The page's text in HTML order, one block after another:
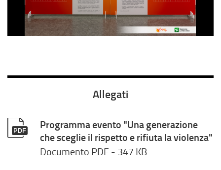
Allegati
Programma evento "Una generazione
che sceglie il rispetto e rifiuta la violenza"
Documento PDF - 347 KB